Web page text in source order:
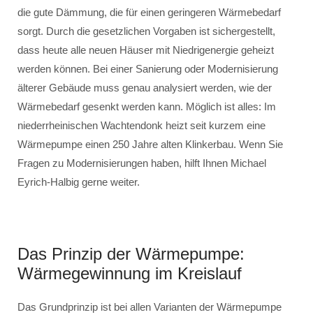
die gute Dämmung, die für einen geringeren Wärmebedarf
sorgt. Durch die gesetzlichen Vorgaben ist sichergestellt,
dass heute alle neuen Häuser mit Niedrigenergie geheizt
werden können. Bei einer Sanierung oder Modernisierung
älterer Gebäude muss genau analysiert werden, wie der
Wärmebedarf gesenkt werden kann. Möglich ist alles: Im
niederrheinischen Wachtendonk heizt seit kurzem eine
Wärmepumpe einen 250 Jahre alten Klinkerbau. Wenn Sie
Fragen zu Modernisierungen haben, hilft Ihnen Michael
Eyrich-Halbig gerne weiter.
Das Prinzip der Wärmepumpe:
Wärmegewinnung im Kreislauf
Das Grundprinzip ist bei allen Varianten der Wärmepumpe